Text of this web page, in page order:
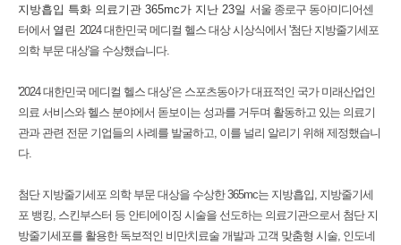
지방흡입 특화 의료기관 365mc가 지난 23일 서울 종로구 동아미디어센
터에서 열린 2024 대한민국 메디컬 헬스 대상 시상식에서 '첨단 지방줄기세포
의학 부문 대상'을 수상했습니다.
'2024 대한민국 메디컬 헬스 대상’은 스포츠동아가대표적인 국가 미래산업인
의료 서비스와 헬스 분야에서 돋보이는 성과를 거두며 활동하고 있는 의료기
관과 관련 전문 기업들의 사례를 발굴하고, 이를 널리 알리기 위해 제정했습니
다.
첨단 지방줄기세포 의학 부문 대상을 수상한 365mc는 지방흡입, 지방줄기세
포 뱅킹, 스킨부스터 등 안티에이징 시술을 선도하는 의료기관으로서 첨단 지
방줄기세포를 활용한 독보적인 비만치료술 개발과 고객 맞춤형 시술, 인도네